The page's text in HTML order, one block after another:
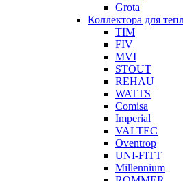
Grota
Коллектора для
TIM
FIV
MVI
STOUT
REHAU
WATTS
Comisa
Imperial
VALTEC
Oventrop
UNI-FITT
Millennium